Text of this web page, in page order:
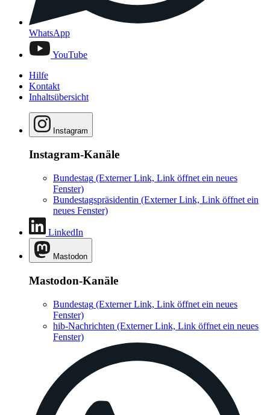
WhatsApp
YouTube
Hilfe
Kontakt
Inhaltsübersicht
Instagram
Instagram-Kanäle
Bundestag (Externer Link, Link öffnet ein neues
Fenster)
Bundestagspräsidentin (Externer Link, Link öffnet ein
neues Fenster)
LinkedIn
Mastodon
Mastodon-Kanäle
Bundestag (Externer Link, Link öffnet ein neues
Fenster)
hib-Nachrichten (Externer Link, Link öffnet ein neues
Fenster)